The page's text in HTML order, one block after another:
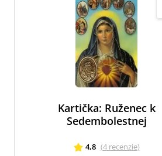
Kartička: Ruženec k
Sedembolestnej
4,8 (4 recenzie)